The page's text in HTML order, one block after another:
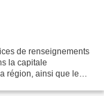
de renseignements
la capitale
région, ainsi que le